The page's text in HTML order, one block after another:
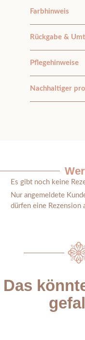
Farbhinweis
Rückgabe &
Pflegehinweise
Nachhaltiger
Es gibt noch keine
Nur angemeldete
dürfen eine Rezension
Das